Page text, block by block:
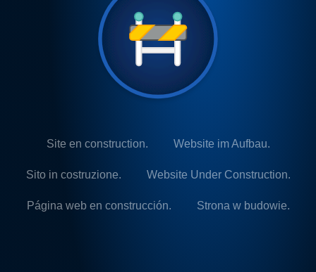
Site en construction. Website im Aufbau.
Sito in costruzione. Website Under Construction.
Página web en construcción. Strona w budowie.